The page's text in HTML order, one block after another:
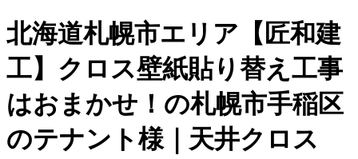
北海道札幌市エリア【匠和建
工】クロス壁紙貼り替え工事
はおまかせ！の札幌市手稲区
のテナント様｜天井クロス